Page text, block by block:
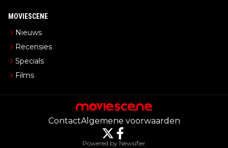
MOVIESCENE
Nieuws
Recensies
Specials
Films
ContactAlgemene voorwaarden
Powered by Newsifier